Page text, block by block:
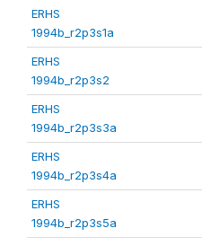
ERHS
1994b_r2p3s1a
ERHS
1994b_r2p3s2
ERHS
1994b_r2p3s3a
ERHS
1994b_r2p3s4a
ERHS
1994b_r2p3s5a